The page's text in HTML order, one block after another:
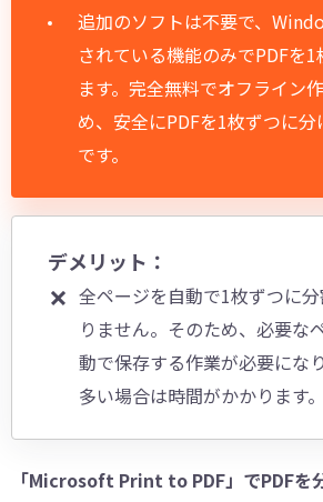
追加のソフトは不要で、
されている機能のみでPDFを
ます。完全無料でオフライン
め、安全にPDFを1枚ずつに
です。
デメリット：
全ページを自動で1枚ずつに
りません。そのため、必要な
動で保存する作業が必要にな
多い場合は時間がかかります。
「Microsoft Print to PDF」でPDFを